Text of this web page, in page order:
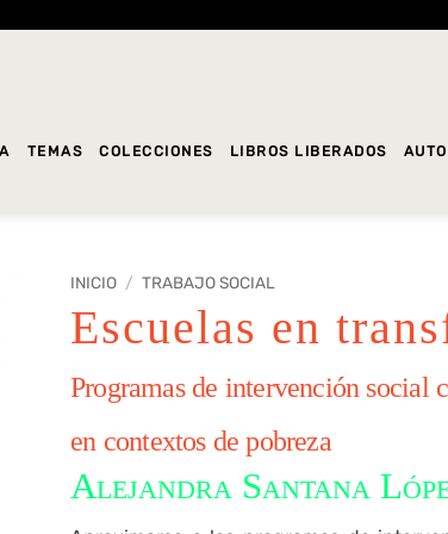
TEMAS COLECCIONES LIBROS LIBERADOS
INICIO / TRABAJO SOCIAL
Escuelas en
Programas de intervención social
en contextos de pobreza
Alejandra Santana